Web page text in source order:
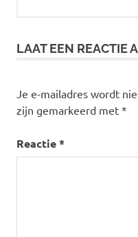
LAAT EEN REACTIE
Je e-mailadres wordt
zijn gemarkeerd met *
Reactie*